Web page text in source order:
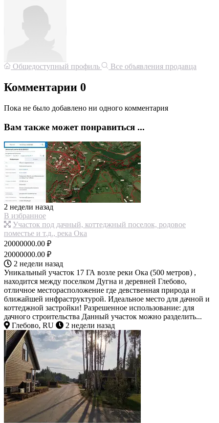
Общедоступный профиль Все объявления продавца
Комментарии 0
Пока не было добавлено ни одного комментария
Вам также может понравиться ...
2 недели назад
В избранное
Участок под дачный, коттеджный поселок, родовое
поместье и т.д., река Ока
20000000.00 ₽
20000000.00 ₽
2 недели назад
Уникальный участок 17 ГА возле реки Ока (500 метров) ,
находится между поселком Дугна и деревней Глебово,
отличное месторасположение где девственная природа и
ближайшей инфраструктурой. Идеальное место для дачной и
коттеджной застройки! Разрешенное использование: для
дачного строительства Данный участок можно разделить...
Глебово, RU
2 недели назад